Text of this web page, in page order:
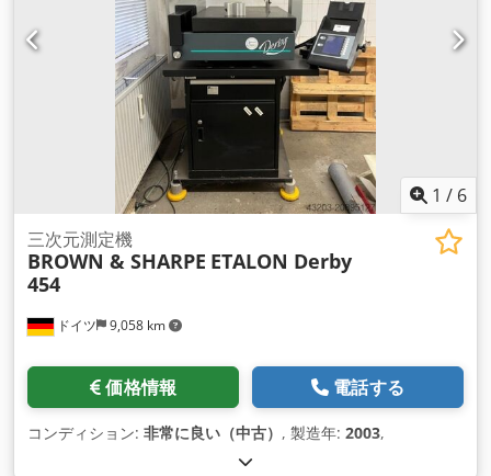
1 / 6
ドイツ 9,058 km
三次元測定機
BROWN & SHARPE ETALON Derby
454
価格情報 電話する
コンディション: 非常に良い（中古） , 製造年: 2003,